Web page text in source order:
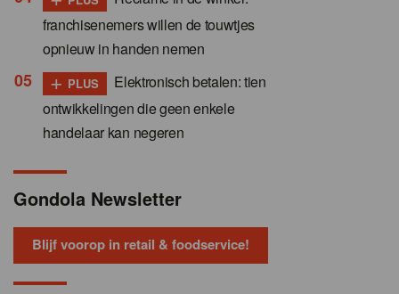
franchisenemers willen de touwtjes
opnieuw in handen nemen
+ PLUS
Elektronisch betalen: tien
ontwikkelingen die geen enkele
handelaar kan negeren
Gondola Newsletter
Blijf voorop in retail & foodservice!